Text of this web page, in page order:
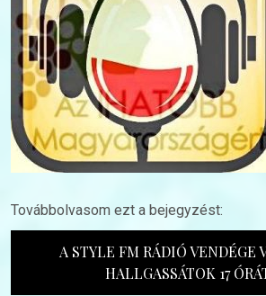
Továbbolvasom ezt a bejegyzést:
A STYLE FM RÁDIÓ VENDÉGE
HALLGASSÁTOK 17